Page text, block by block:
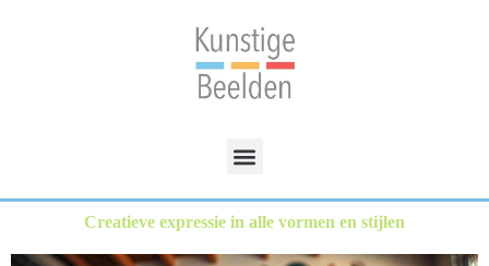
Creatieve expressie in alle vormen en stijlen